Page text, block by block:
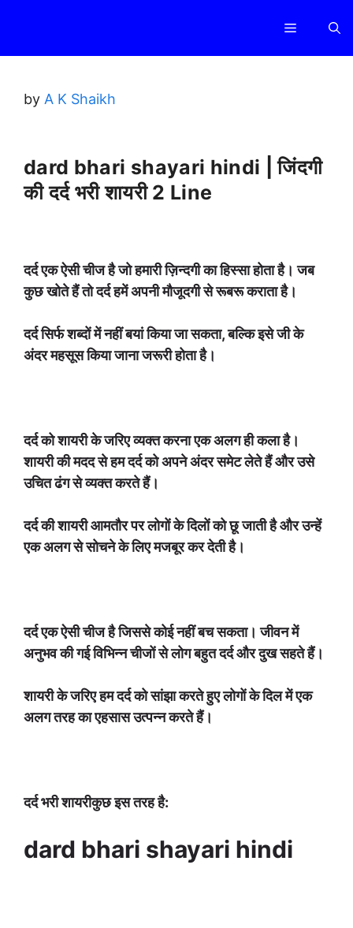
content
Menu
by A K Shaikh
dard bhari shayari hindi | जिंदगी
की दर्द भरी शायरी 2 Line
दर्द एक ऐसी चीज है जो हमारी ज़िन्दगी का हिस्सा होता है। जब
कुछ खोते हैं तो दर्द हमें अपनी मौजूदगी से रूबरू कराता है।
दर्द सिर्फ शब्दों में नहीं बयां किया जा सकता, बल्कि इसे जी के
अंदर महसूस किया जाना जरूरी होता है।
दर्द को शायरी के जरिए व्यक्त करना एक अलग ही कला है।
शायरी की मदद से हम दर्द को अपने अंदर समेट लेते हैं और उसे
उचित ढंग से व्यक्त करते हैं।
दर्द की शायरी आमतौर पर लोगों के दिलों को छू जाती है और उन्हें
एक अलग से सोचने के लिए मजबूर कर देती है।
दर्द एक ऐसी चीज है जिससे कोई नहीं बच सकता। जीवन में
अनुभव की गई विभिन्न चीजों से लोग बहुत दर्द और दुख सहते हैं।
शायरी के जरिए हम दर्द को सांझा करते हुए लोगों के दिल में एक
अलग तरह का एहसास उत्पन्न करते हैं।
दर्द भरी शायरीकुछ इस तरह है:
dard bhari shayari hindi